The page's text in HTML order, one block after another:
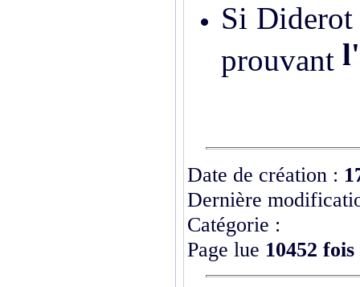
Si
prouvant
Date de création :
Dernière
Catégorie :
Page lue 10452 fois